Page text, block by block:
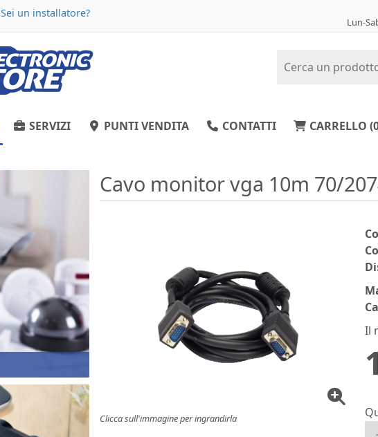
Sei un installatore?
Lun-
SERVIZI PUNTI VENDITA CONTATTI CARRELLO (
Cavo monitor vga 10m 70/
Clicca sull'immagine per ingrandirla
Il